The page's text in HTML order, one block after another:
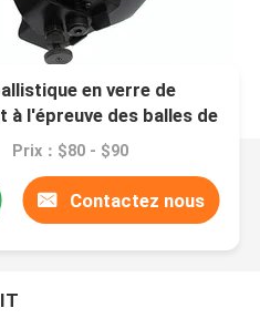
en verre de
à l'épreuve des balles de
Prix：$80 - $90
Contactez nous